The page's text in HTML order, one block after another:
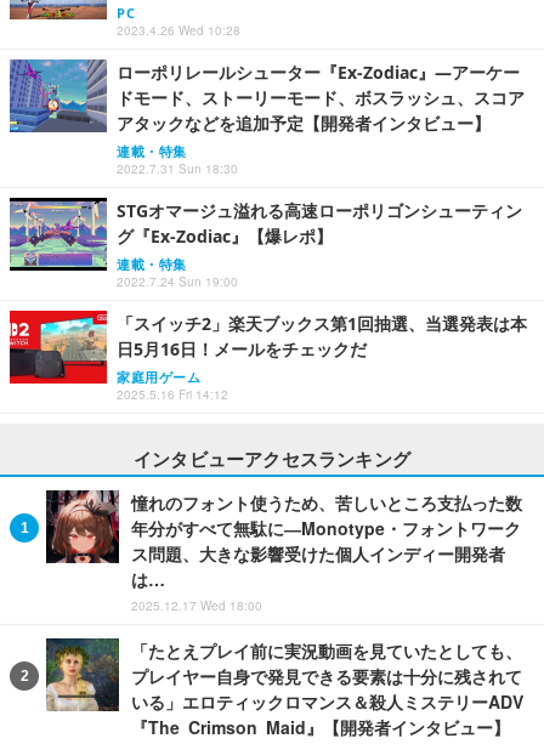
PC
2023.4.26 Wed 10:28
ローポリレールシューター『Ex-Zodiac』―アーケー
ドモード、ストーリーモード、ボスラッシュ、スコア
アタックなどを追加予定【開発者インタビュー】
連載・特集
2022.7.31 Sun 18:30
STGオマージュ溢れる高速ローポリゴンシューティン
グ『Ex-Zodiac』【爆レポ】
連載・特集
2022.7.24 Sun 19:00
「スイッチ2」楽天ブックス第1回抽選、当選発表は本
日5月16日！メールをチェックだ
家庭用ゲーム
2025.5.16 Fri 14:12
インタビューアクセスランキング
憧れのフォント使うため、苦しいところ支払った数
年分がすべて無駄に―Monotype・フォントワーク
ス問題、大きな影響受けた個人インディー開発者
は…
2025.12.17 Wed 18:00
「たとえプレイ前に実況動画を見ていたとしても、
プレイヤー自身で発見できる要素は十分に残されて
いる」エロティックロマンス＆殺人ミステリーADV
『The Crimson Maid』【開発者インタビュー】